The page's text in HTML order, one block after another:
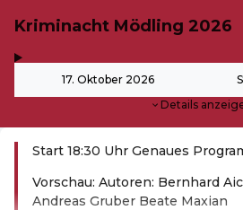
Kriminacht Mödling 2026
17. Oktober 2026
Details
Start 18:30 Uhr Genaues
Vorschau: Autoren: Bernhard
Andreas Gruber Beate Maxian